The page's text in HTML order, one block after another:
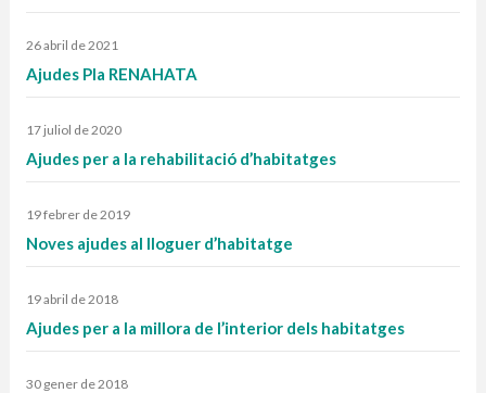
26 abril de 2021
Ajudes Pla RENAHATA
17 juliol de 2020
Ajudes per a la rehabilitació d’habitatges
19 febrer de 2019
Noves ajudes al lloguer d’habitatge
19 abril de 2018
Ajudes per a la millora de l’interior dels habitatges
30 gener de 2018